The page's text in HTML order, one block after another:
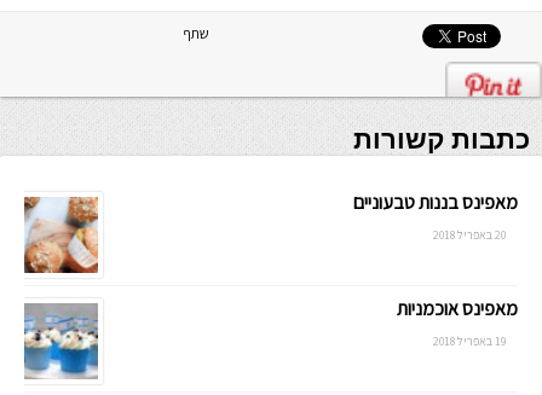
שתף
כתבות קשורות
מאפינס בננות טבעוניים
20 באפריל 2018
מאפינס אוכמניות
19 באפריל 2018